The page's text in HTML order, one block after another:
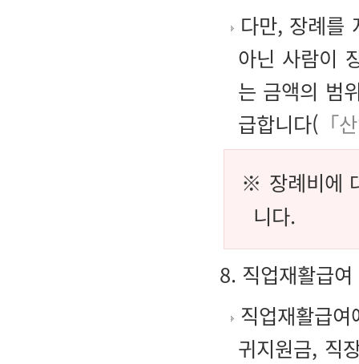
다만, 장례를
아닌 사람이
는 금액의 범
급합니다( 「
※ 장례비에
니다.
8. 직업재활급여
직업재활급
귀지원금, 직